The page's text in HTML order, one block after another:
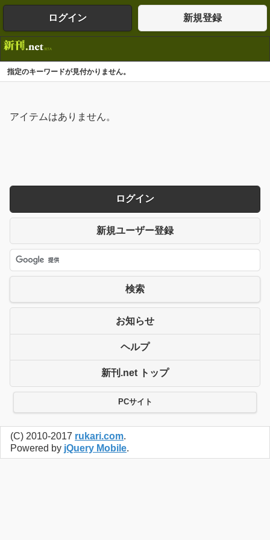
ログイン 新規登録
指定のキーワードが見付かりません。
アイテムはありません。
ログイン
新規ユーザー登録
検索
お知らせ
ヘルプ
新刊.net トップ
PCサイト
(C) 2010-2017 rukari.com.
Powered by jQuery Mobile.